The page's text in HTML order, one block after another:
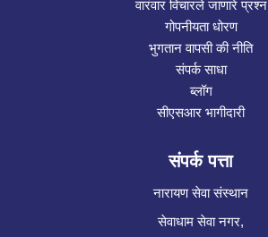
वारंवार विचारले जाणारे प्रश्न
गोपनीयता धोरण
भुगतान वापसी की नीति
संपर्क साधा
ब्लॉग
सीएसआर भागीदारी
संपर्क पत्ता
नारायण सेवा संस्थान
सेवाधाम सेवा नगर,